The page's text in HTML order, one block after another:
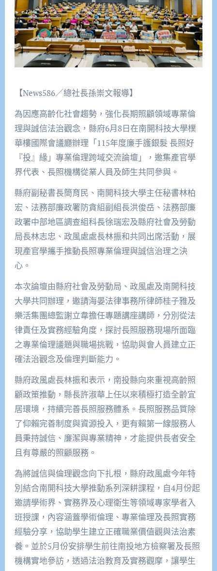
【News586／總社長孫崇文報導】
為因應高齡化社會趨勢，強化長期照顧領域專業倫
理與誠信法治觀念，縣府6月8日在南開科技大學樸
華樓國際會議廳辦理「115年度廉手護銀髮 長照好
『投』緣」專業倫理跨域交流論壇」，邀集產官學
界代表、長照機構從業人員及師生共同參與。
縣府副秘書長簡育民、南開科技大學主任秘書林柏
宏、法務部廉政署防貪組副組長洪俊岳、法務部廉
政署中部地區調查組科長徐瑞宏及縣府社會及勞動
局長林志忠、政風處處長林振和共同出席活動，展
現產官學攜手推動長照專業倫理與誠信治理之決
心。
本次論壇由縣府社會及勞動局、政風處及南開科技
大學共同辦理，邀請海晏法律事務所律師桂子雅及
樂活集團總監謝立韋擔任專題講座講師，分別從法
律責任及實務經驗角度，探討長照服務現場所面臨
之專業倫理議題與職場挑戰，協助與會人員建立正
確法治觀念及倫理判斷能力。
縣府政風處長林振和表示，南投縣向來重視高齡照
顧政策推動，縣長許淑華上任以來積極打造全齡宜
居環境，持續完善長照服務體系。長照服務品質除
了仰賴完善制度與資源投入，更有賴第一線服務人
員秉持誠信、廉潔與專業精神，才能提供長者安全
且有尊嚴的照顧服務。
為將誠信與倫理觀念向下扎根，縣府政風處今年特
別結合南開科技大學推動系列深耕課程，自4月份起
邀請學術界、實務界及心理衛生等領域專家學者入
班授課，內容涵蓋學術倫理、專業倫理及長照實務
經驗分享，協助學生建立正確職業價值觀與法治素
養。並於5月份安排學生前往南投地方檢察署及長照
機構實地參訪，透過法治教育及實務觀摩，讓學生